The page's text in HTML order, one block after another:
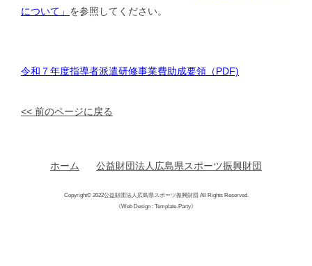
について」 を参照してください。
令和７年度指導者派遣研修事業費助成要領（PDF)
<< 前のページに戻る
ホーム 公益財団法人広島県スポーツ振興財団
Copyright© 2022公益財団法人広島県スポーツ振興財団 All Rights Reserved.
《Web Design : Template-Party》